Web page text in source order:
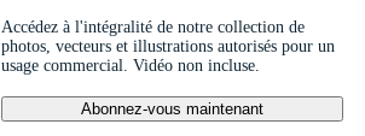
Accédez à l'intégralité de notre collection de
photos, vecteurs et illustrations autorisés pour un
usage commercial. Vidéo non incluse.
Abonnez-vous maintenant